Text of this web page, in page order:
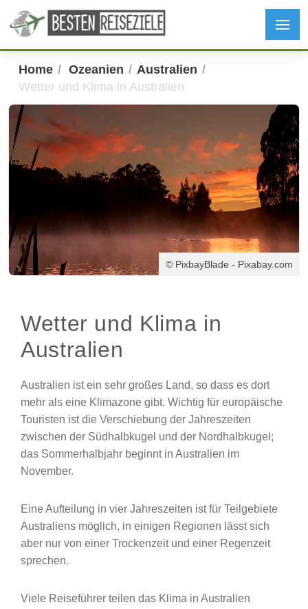
Home Ozeanien
Australien
Wetter und Klima in Australien
© PixbayBlade - Pixabay.com
Wetter und Klima in
Australien
Australien ist ein sehr großes Land, so dass es dort
mehr als eine Klimazone gibt. Wichtig für europäische
Touristen ist die Verschiebung der Jahreszeiten
zwischen der Südhalbkugel und der Nordhalbkugel;
das Sommerhalbjahr beginnt in Australien im
November.
Eine Aufteilung in vier Jahreszeiten ist für Teilgebiete
Australiens möglich, in einigen Regionen lässt sich
aber nur von einer Trockenzeit und einer Regenzeit
sprechen.
Viele Reiseführer teilen das Klima in Australien